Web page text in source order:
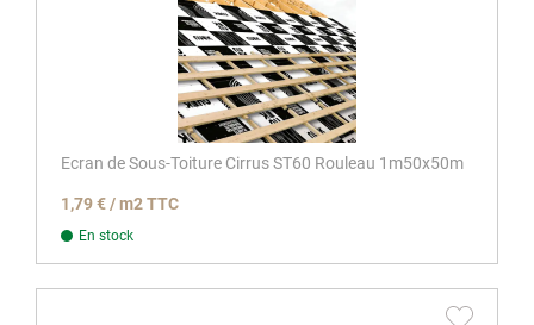
Ecran de Sous-Toiture Cirrus ST60 Rouleau 1m50x50m
1,79 € / m2 TTC
En stock